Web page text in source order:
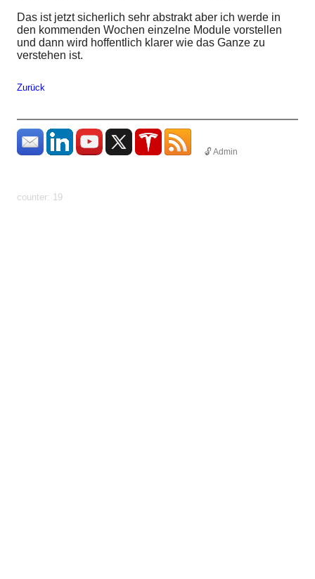
Das ist jetzt sicherlich sehr abstrakt aber ich werde in
den kommenden Wochen einzelne Module vorstellen
und dann wird hoffentlich klarer wie das Ganze zu
verstehen ist.
Zurück
🔓 Admin
counter: 19